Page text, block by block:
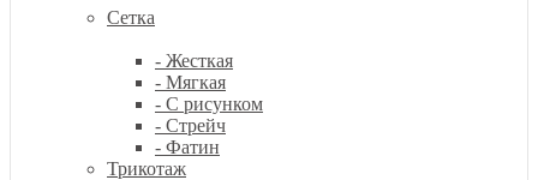
Сетка
- Жесткая
- Мягкая
- С рисунком
- Стрейч
- Фатин
Трикотаж